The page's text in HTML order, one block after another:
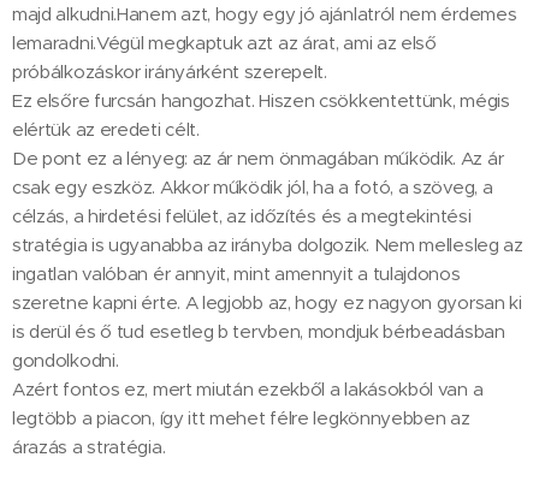
majd alkudni.Hanem azt, hogy egy jó ajánlatról nem érdemes
lemaradni.Végül megkaptuk azt az árat, ami az első
próbálkozáskor irányárként szerepelt.
Ez elsőre furcsán hangozhat. Hiszen csökkentettünk, mégis
elértük az eredeti célt.
De pont ez a lényeg: az ár nem önmagában működik. Az ár
csak egy eszköz. Akkor működik jól, ha a fotó, a szöveg, a
célzás, a hirdetési felület, az időzítés és a megtekintési
stratégia is ugyanabba az irányba dolgozik. Nem mellesleg az
ingatlan valóban ér annyit, mint amennyit a tulajdonos
szeretne kapni érte. A legjobb az, hogy ez nagyon gyorsan ki
is derül és ő tud esetleg b tervben, mondjuk bérbeadásban
gondolkodni.
Azért fontos ez, mert miután ezekből a lakásokból van a
legtöbb a piacon, így itt mehet félre legkönnyebben az
árazás a stratégia.